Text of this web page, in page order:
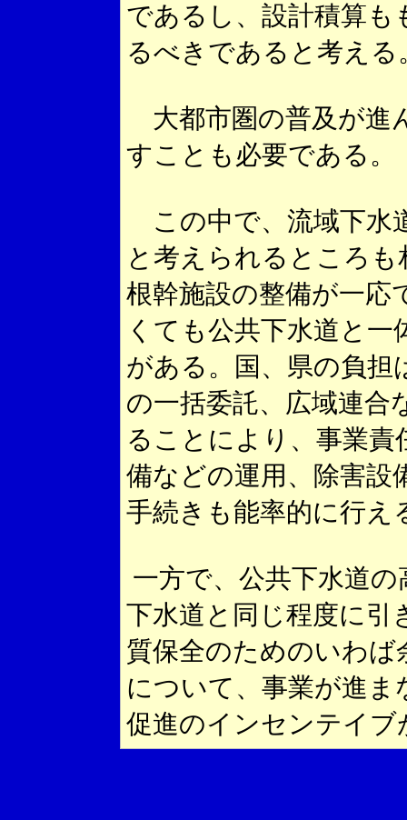
であるし、設計積算も
るべきであると考える
大都市圏の普及が進
すことも必要である。
この中で、流域下水
と考えられるところ
根幹施設の整備が一応
くても公共下水道と
がある。国、県の負担
の一括委託、広域連合
ることにより、事業
備などの運用、除害設
手続きも能率的に行え
一方で、公共下水道
下水道と同じ程度に引
質保全のためのいわば
について、事業が進
促進のインセンテイブ